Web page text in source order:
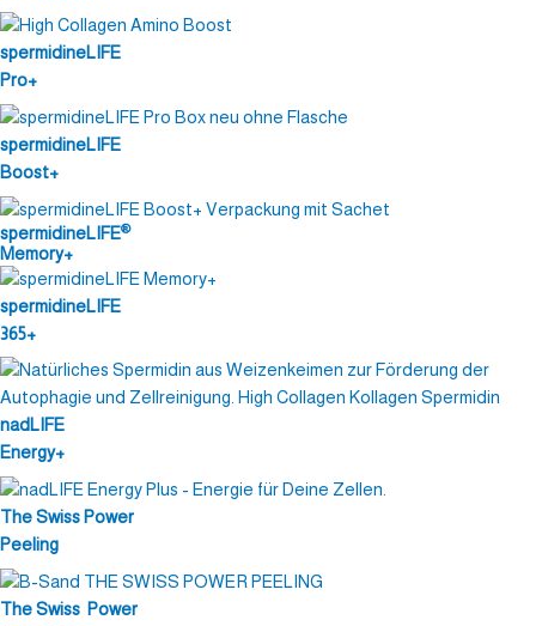
spermidineLIFE
Pro+
spermidineLIFE
Boost+
spermidineLIFE®
Memory+
spermidineLIFE
365+
nadLIFE
Energy+
The Swiss Power
Peeling
The Swiss Power